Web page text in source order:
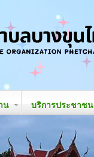
น บริการประชาชน